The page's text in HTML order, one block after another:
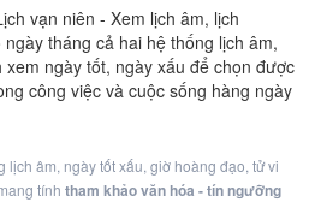
vạn niên - Xem lịch âm, lịch
tháng cả hai hệ thống lịch âm,
ngày tốt, ngày xấu để chọn được
công việc và cuộc sống hàng ngày
lịch âm, ngày tốt xấu, giờ hoàng đạo, tử vi
tính tham khảo văn hóa - tín ngưỡng